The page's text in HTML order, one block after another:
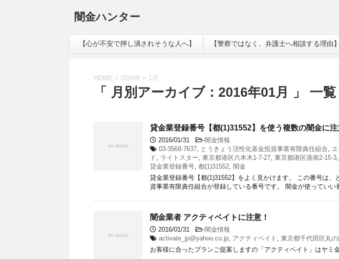
闇金ハンター
【心が不安で押し潰されそうな人へ】 【警察ではなく、弁護士へ相談する理由】
HOME > 2016年 > 1月
「 月別アーカイブ：2016年01月 」 一覧
貸金業登録番号【都(1)31552】を使う複数の闇金に注
2016/01/31 -闇金情報
03-3568-7637, とうきょう活性化基金投資事業有限責任組合,
ド, ライトスター, 東京都港区六本木1-7-27, 東京都港区港南2-15-3,
貸金業登録番号, 都(1)31552, 闇金
貸金業登録番号【都(1)31552】をよく見かけます。 この番号は、
資事業有限責任組合が登録している番号です。 闇金が使っていい
闇金業者 アクティベイトに注意！
2016/01/31 -闇金情報
activate_jp@yahoo.co.jp, アクティベイト , 東京都千代田区丸
お客様に合ったプランご提案しますの「アクティベイト」はヤミ金